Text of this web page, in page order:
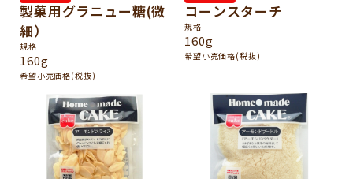
製菓用グラニュー糖(微
細）
規格
160g
希望小売価格(税抜)
コーンスターチ
規格
160g
希望小売価格(税抜)